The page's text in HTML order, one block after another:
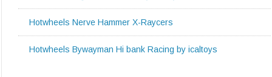
Hotwheels Nerve Hammer X-Raycers
Hotwheels Bywayman Hi bank Racing by icaltoys